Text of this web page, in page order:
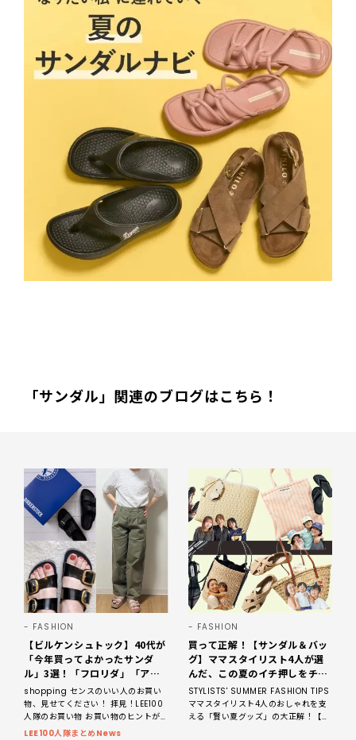
「サンダル」関連のブログはこちら！
FASHION
【ビルケンシュトック】40代が
「今年買ってよかったサンダ
ル」3選！「フロリダ」「アリ
ゾナ」の履き心地＆サイズ選び
もご紹介【LEE100人隊・
2026】
shopping センスのいい人のお買い
物、見せてください！ 拝見！LEE100
人隊のお買い物 お買い物のヒントが
見つかる！ LEE公式ブロガー100人隊
LEE100人隊まとめNews
FASHION
買って正解！【サンダル＆バッ
グ】ママスタイリスト4人が選
んだ、この夏のイチ押しをチェ
ック！2026
STYLISTS' SUMMER FASHION TIPS
ママスタイリスト4人のおしゃれを支
える「賢い夏グッズ」の大正解！【サ